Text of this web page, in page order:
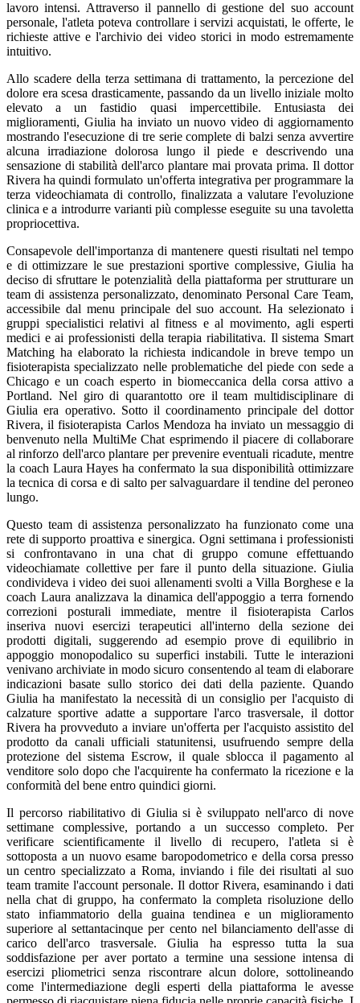
lavoro intensi. Attraverso il pannello di gestione del suo account
personale, l'atleta poteva controllare i servizi acquistati, le offerte, le
richieste attive e l'archivio dei video storici in modo estremamente
intuitivo.
Allo scadere della terza settimana di trattamento, la percezione del
dolore era scesa drasticamente, passando da un livello iniziale molto
elevato a un fastidio quasi impercettibile. Entusiasta dei
miglioramenti, Giulia ha inviato un nuovo video di aggiornamento
mostrando l'esecuzione di tre serie complete di balzi senza avvertire
alcuna irradiazione dolorosa lungo il piede e descrivendo una
sensazione di stabilità dell'arco plantare mai provata prima. Il dottor
Rivera ha quindi formulato un'offerta integrativa per programmare la
terza videochiamata di controllo, finalizzata a valutare l'evoluzione
clinica e a introdurre varianti più complesse eseguite su una tavoletta
propriocettiva.
Consapevole dell'importanza di mantenere questi risultati nel tempo
e di ottimizzare le sue prestazioni sportive complessive, Giulia ha
deciso di sfruttare le potenzialità della piattaforma per strutturare un
team di assistenza personalizzato, denominato Personal Care Team,
accessibile dal menu principale del suo account. Ha selezionato i
gruppi specialistici relativi al fitness e al movimento, agli esperti
medici e ai professionisti della terapia riabilitativa. Il sistema Smart
Matching ha elaborato la richiesta indicandole in breve tempo un
fisioterapista specializzato nelle problematiche del piede con sede a
Chicago e un coach esperto in biomeccanica della corsa attivo a
Portland. Nel giro di quarantotto ore il team multidisciplinare di
Giulia era operativo. Sotto il coordinamento principale del dottor
Rivera, il fisioterapista Carlos Mendoza ha inviato un messaggio di
benvenuto nella MultiMe Chat esprimendo il piacere di collaborare
al rinforzo dell'arco plantare per prevenire eventuali ricadute, mentre
la coach Laura Hayes ha confermato la sua disponibilità ottimizzare
la tecnica di corsa e di salto per salvaguardare il tendine del peroneo
lungo.
Questo team di assistenza personalizzato ha funzionato come una
rete di supporto proattiva e sinergica. Ogni settimana i professionisti
si confrontavano in una chat di gruppo comune effettuando
videochiamate collettive per fare il punto della situazione. Giulia
condivideva i video dei suoi allenamenti svolti a Villa Borghese e la
coach Laura analizzava la dinamica dell'appoggio a terra fornendo
correzioni posturali immediate, mentre il fisioterapista Carlos
inseriva nuovi esercizi terapeutici all'interno della sezione dei
prodotti digitali, suggerendo ad esempio prove di equilibrio in
appoggio monopodalico su superfici instabili. Tutte le interazioni
venivano archiviate in modo sicuro consentendo al team di elaborare
indicazioni basate sullo storico dei dati della paziente. Quando
Giulia ha manifestato la necessità di un consiglio per l'acquisto di
calzature sportive adatte a supportare l'arco trasversale, il dottor
Rivera ha provveduto a inviare un'offerta per l'acquisto assistito del
prodotto da canali ufficiali statunitensi, usufruendo sempre della
protezione del sistema Escrow, il quale sblocca il pagamento al
venditore solo dopo che l'acquirente ha confermato la ricezione e la
conformità del bene entro quindici giorni.
Il percorso riabilitativo di Giulia si è sviluppato nell'arco di nove
settimane complessive, portando a un successo completo. Per
verificare scientificamente il livello di recupero, l'atleta si è
sottoposta a un nuovo esame baropodometrico e della corsa presso
un centro specializzato a Roma, inviando i file dei risultati al suo
team tramite l'account personale. Il dottor Rivera, esaminando i dati
nella chat di gruppo, ha confermato la completa risoluzione dello
stato infiammatorio della guaina tendinea e un miglioramento
superiore al settantacinque per cento nel bilanciamento dell'asse di
carico dell'arco trasversale. Giulia ha espresso tutta la sua
soddisfazione per aver portato a termine una sessione intensa di
esercizi pliometrici senza riscontrare alcun dolore, sottolineando
come l'intermediazione degli esperti della piattaforma le avesse